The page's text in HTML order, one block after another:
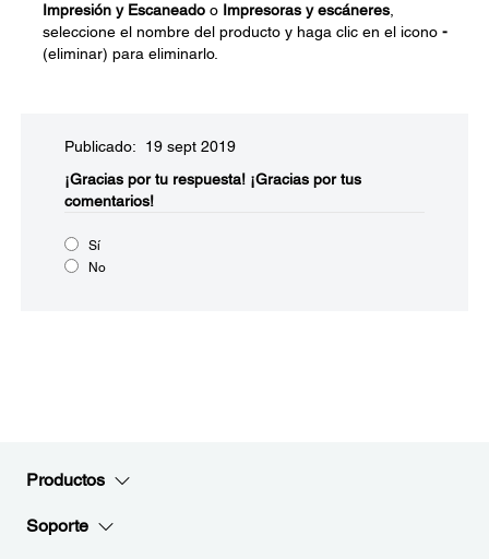
Impresión y Escaneado o Impresoras y escáneres
seleccione el nombre del producto y haga clic en el icono -
(eliminar) para eliminarlo.
Publicado: 19 sept 2019
¡Gracias por tu respuesta! ¡Gracias por tus
comentarios!
Sí
No
Productos
Soporte